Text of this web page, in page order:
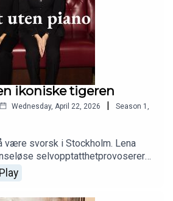
ikoniske tigeren
Wednesday, April 22, 2026 | Season 1 ,
være svorsk i Stockholm. Lena
selvopptatthetprovoserer
Vi analyserer låtskriving i lys av
in Central Park.Klipp: Jonas
Play